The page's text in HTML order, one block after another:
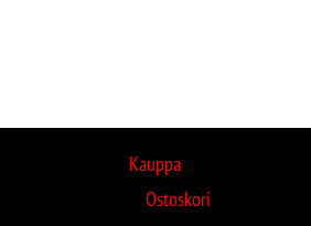
Kauppa
Ostoskori